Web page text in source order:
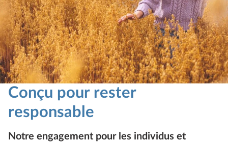
Conçu pour rester
responsable
Notre engagement pour les individus et